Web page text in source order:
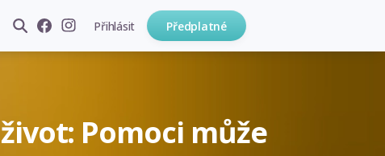
Přihlásit Předplatné
Pomoci může